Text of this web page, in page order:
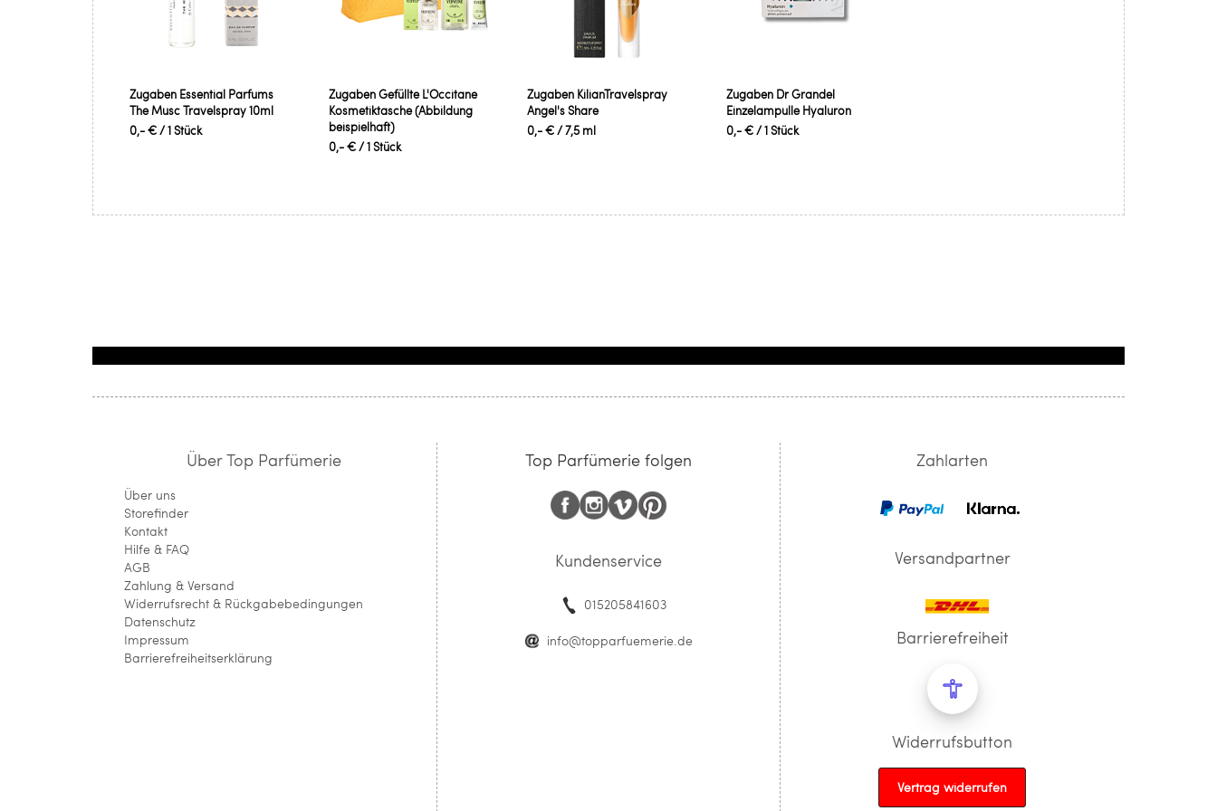
Zugaben Essential Parfums
The Musc Travelspray 10ml
0,- €/ 1 Stück
Zugaben Gefüllte L'Occitane
Kosmetiktasche (Abbildung
beispielhaft)
0,- €/ 1 Stück
Zugaben KilianTravelspray
Angel's Share
0,- €/ 7,5 ml
Zugaben Dr Grandel
Einzelampulle Hyaluron
0,- €/ 1 Stück
Über Top Parfümerie
Über uns
Storefinder
Kontakt
Hilfe & FAQ
AGB
Zahlung & Versand
Widerrufsrecht & Rückgabebedingungen
Datenschutz
Impressum
Barrierefreiheitserklärung
Top Parfümerie folgen
Kundenservice
015205841603
info@topparfuemerie.de
Zahlarten
Versandpartner
Barrierefreiheit
Widerrufsbutton
Vertrag widerrufen